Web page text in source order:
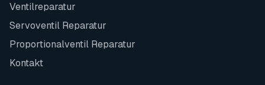
Ventilreparatur
Servoventil Reparatur
Proportionalventil Reparatur
Kontakt